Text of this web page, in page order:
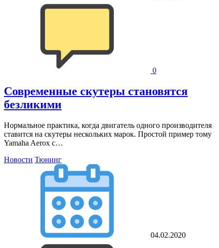
0
Современные скутеры становятся
безликими
Нормальное практика, когда двигатель одного производителя
ставится на скутеры нескольких марок. Простой пример тому
Yamaha Aerox с…
Новости Тюнинг
04.02.2020